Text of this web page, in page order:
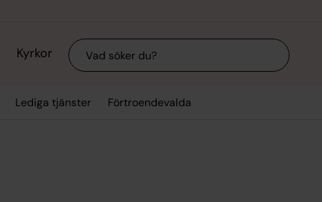
Kyrkor Sök
Lediga tjänster Förtroendevalda